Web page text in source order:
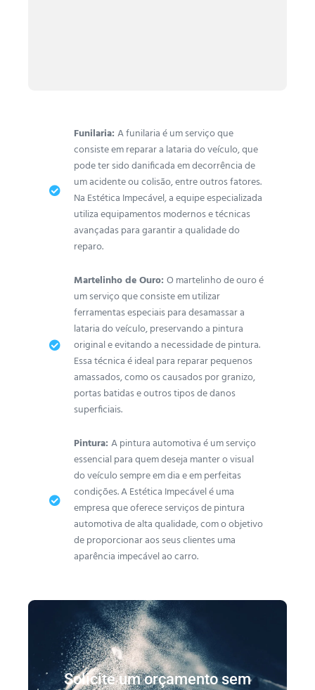
Funilaria: A funilaria é um serviço que
consiste em reparar a lataria do veículo, que
pode ter sido danificada em decorrência de
um acidente ou colisão, entre outros fatores.
Na Estética Impecável, a equipe especializada
utiliza equipamentos modernos e técnicas
avançadas para garantir a qualidade do
reparo.
Martelinho de Ouro: O martelinho de ouro é
um serviço que consiste em utilizar
ferramentas especiais para desamassar a
lataria do veículo, preservando a pintura
original e evitando a necessidade de pintura.
Essa técnica é ideal para reparar pequenos
amassados, como os causados por granizo,
portas batidas e outros tipos de danos
superficiais.
Pintura: A pintura automotiva é um serviço
essencial para quem deseja manter o visual
do veículo sempre em dia e em perfeitas
condições. A Estética Impecável é uma
empresa que oferece serviços de pintura
automotiva de alta qualidade, com o objetivo
de proporcionar aos seus clientes uma
aparência impecável ao carro.
Solicite um orçamento sem